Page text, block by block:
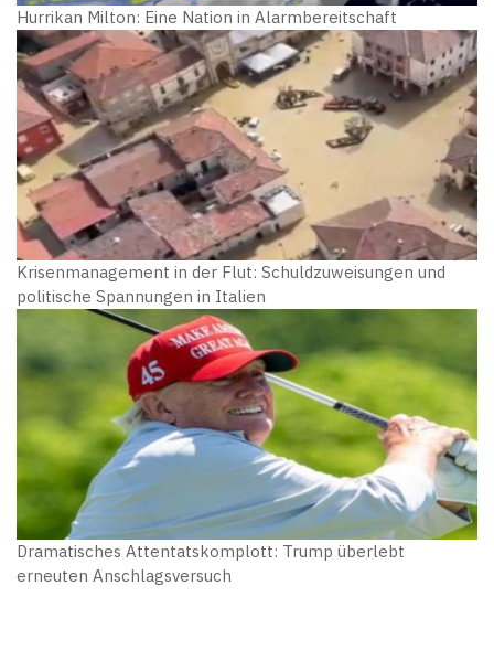
Hurrikan Milton: Eine Nation in Alarmbereitschaft
Krisenmanagement in der Flut: Schuldzuweisungen und
politische Spannungen in Italien
Dramatisches Attentatskomplott: Trump überlebt
erneuten Anschlagsversuch